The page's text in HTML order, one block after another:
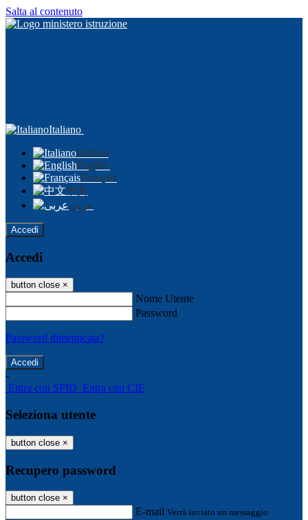
Salta al contenuto
Italiano
Italiano
English
Français
中文
عربى
Accedi
Accedi
button close ×
Nome Utente
Password
Password dimenticata?
-
Entra con SPID Entra con CIE
Seleziona utente
button close ×
Recupero password
button close ×
E-mail Verrà inviato un messaggio